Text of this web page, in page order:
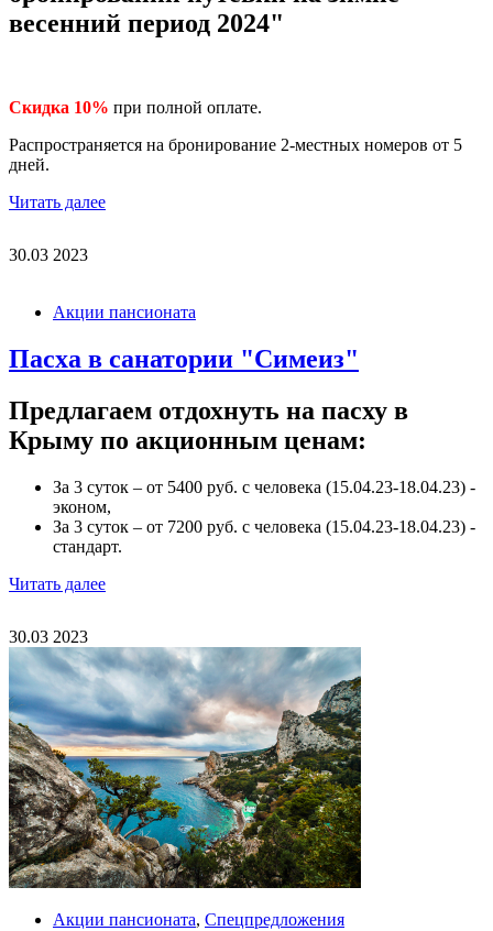
весенний период 2024"
Скидка 10% при полной оплате.
Распространяется на бронирование 2-местных номеров от 5
дней.
Читать далее
30.03 2023
tserklivad-p4a4-v.jpg
Акции пансионата
Пасха в санатории "Симеиз"
Предлагаем отдохнуть на пасху в
Крыму по акционным ценам:
За 3 суток – от 5400 руб. с человека (15.04.23-18.04.23) -
эконом,
За 3 суток – от 7200 руб. с человека (15.04.23-18.04.23) -
стандарт.
Читать далее
30.03 2023
b6e08b3527b15d4d446fcdd72634a3a8.jpg
Акции пансионата, Спецпредложения